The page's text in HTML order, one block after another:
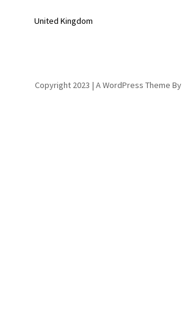
United Kingdom
Copyright 2023 | A WordPress Theme By